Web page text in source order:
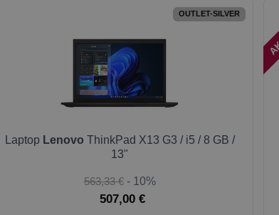
OUTLET-SILVER
Laptop Lenovo ThinkPad X13 G3 / i5 / 8 GB /
13"
563,33 € - 10%
507,00 €